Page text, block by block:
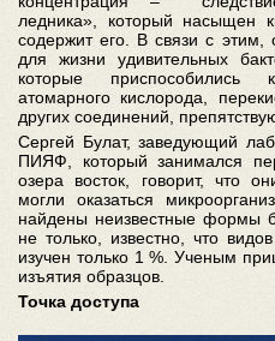
ледника», который насыщен
содержит его. В связи с этим,
для жизни удивительных
которые приспособились
атомарного кислорода,
других соединений,
Сергей Булат, заведующий
ПИЯФ, который занимался
озера восток, говорит, что
могли оказаться
найдены неизвестные формы
не только, известно, что
изучен только 1 %. Ученым
изъятия образцов.
Точка доступа